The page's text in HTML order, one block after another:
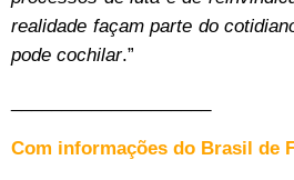
realidade façam parte do
pode cochilar.”
Com informações do Brasil de